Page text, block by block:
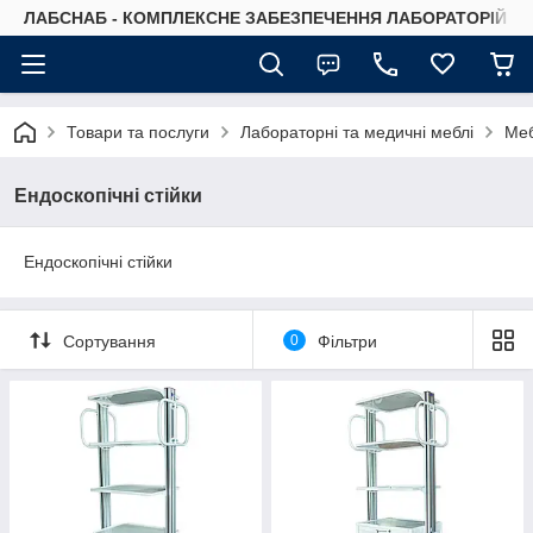
ЛАБСНАБ - КОМПЛЕКСНЕ ЗАБЕЗПЕЧЕННЯ ЛАБОРАТОРІЙ
Товари та послуги Лабораторні та медичні меблі
Ендоскопічні стійки
Ендоскопічні стійки
Сортування 0 Фільтри